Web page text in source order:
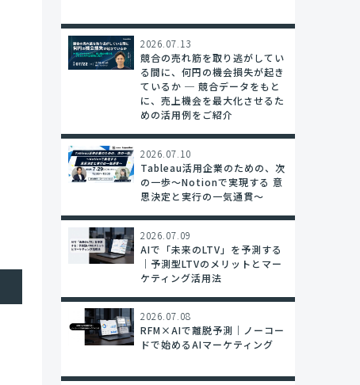
2026.07.13
競合の売れ筋を取り逃がしてい
る間に、何円の機会損失が起き
ているか ─ 競合データをもと
に、売上機会を最大化させるた
めの活用例をご紹介
2026.07.10
Tableau活用企業のための、次
の一歩〜Notionで実現する 意
思決定と実行の一気通貫～
2026.07.09
AIで「未来のLTV」を予測する
｜予測型LTVのメリットとマー
ケティング活用法
2026.07.08
RFM×AIで離脱予測｜ノーコー
ドで始めるAIマーケティング